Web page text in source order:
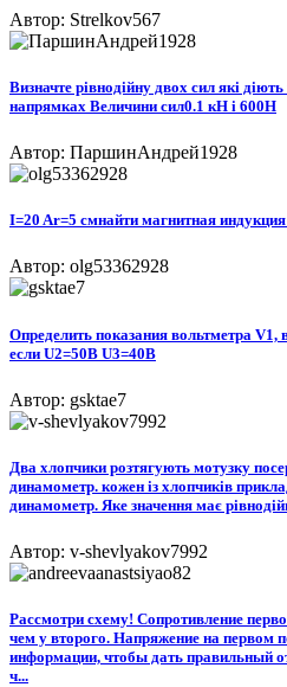
Автор: Strelkov567
Визначте рівнодійну двох сил які
напрямках Величини сил0.1 кН і 600H​
Автор: ПаршинАндрей1928
I=20 Ar=5 смнайти магнитная индукция ​
Автор: olg53362928
Определить показания вольтметра V1,
если U2=50В U3=40В
Автор: gsktae7
Два хлопчики розтягують мотузку
динамометр. кожен із хлопчиків
динамометр. Яке значення має
Автор: v-shevlyakov7992
Рассмотри схему! Сопротивление
чем у второго. Напряжение на первом
информации, чтобы дать правильный
ч...